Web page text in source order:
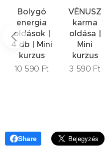
Bolygó
energia
oldások |
4 db | Mini
kurzus
10 590 Ft
VÉNUSZ
karma
oldása |
Mini
kurzus
3 590 Ft
Share